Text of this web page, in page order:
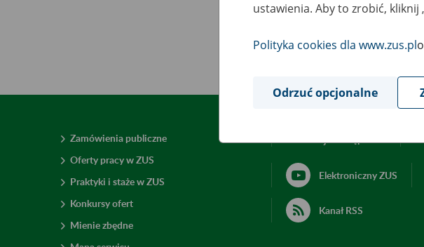
Zamówienia publiczne
Oferty pracy w ZUS
Praktyki i staże w ZUS
Konkursy ofert
Mienie zbędne
Elektroniczny ZUS
Kanał RSS
ustawienia. Aby to zrobić, kliknij
Polityka cookies dla www.zus.pl
Odrzuć opcjonalne